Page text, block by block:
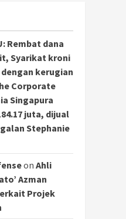
Rembat dana
Syarikat kroni
kerugian
Corporate
Singapura
juta, dijual
Stephanie
on Ahli
Azman
Projek